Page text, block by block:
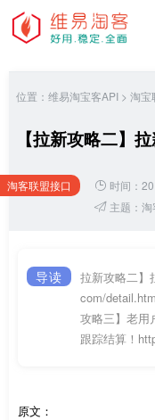
位置： 维易淘宝客API > 淘宝
【拉新攻略二】
淘客联盟接口
时间：
主题： 淘
导读
拉新攻略二】
com/
攻略三】老用
跟踪结算！
原文：